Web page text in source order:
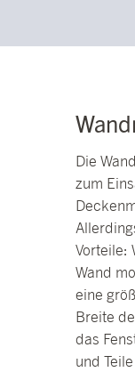
Die
zum
Vorteile:
Wand
eine
Breite
das
und